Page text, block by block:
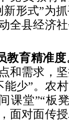
形式”为
全县经济
教育精准度
和需求，
少”。农
课堂”“板
面对面传